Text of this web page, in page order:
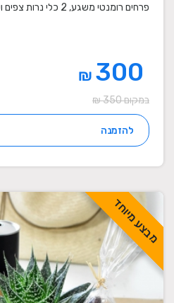
פרחים רומנטי משגע, 2 כלי נרות צפים ושוק ...
₪
במקום 350 ₪
להזמנה
מבצע מיוחד